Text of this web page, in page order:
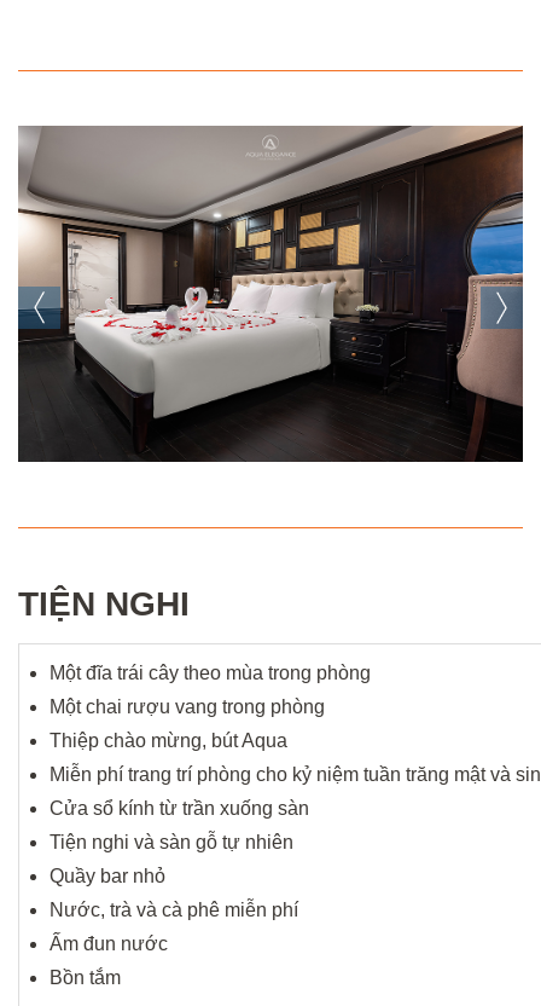
TIỆN NGHI
Một đĩa trái cây theo mùa trong phòng
Một chai rượu vang trong phòng
Thiệp chào mừng, bút Aqua
Miễn phí trang trí phòng cho kỷ niệm tuần trăng mật và
Cửa sổ kính từ trần xuống sàn
Tiện nghi và sàn gỗ tự nhiên
Quầy bar nhỏ
Nước, trà và cà phê miễn phí
Ấm đun nước
Bồn tắm